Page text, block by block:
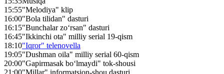
15:55"Melodiya" klip
16:00"Bola tilidan" dasturi
16:15"Bunchalar zo‘rsan" dasturi
16:45"Ikkinchi ota" milliy serial 19-qism
18:10"Iqror" telenovella
19:05"Dushman oila" milliy serial 60-qism
20:00"Gapirmasak bo‘lmaydi" tok-shousi